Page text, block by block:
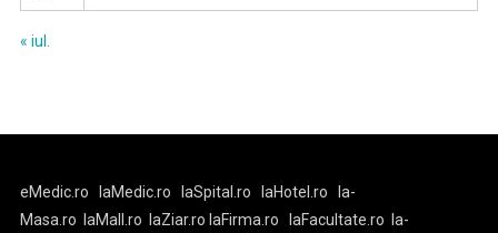
« iul.
eMedic.ro laMedic.ro laSpital.ro laHotel.ro
la-
Masa.ro
laMall.ro laZiar.ro laFirma.ro laFacultate.ro
la-